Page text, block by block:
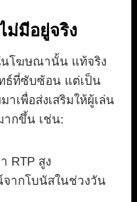
ม่มีอยู่จริง
นโฆษณานั้น แท้จริง
ธ์ที่ซับซ้อน แต่เป็น
เพื่อส่งเสริมให้ผู้เล่น
ากขึ้น เช่น:
RTP สูง
ากโบนัสในช่วงวัน